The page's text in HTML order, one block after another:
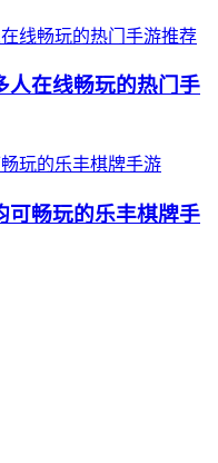
人在线畅玩的热门手
可畅玩的乐丰棋牌手